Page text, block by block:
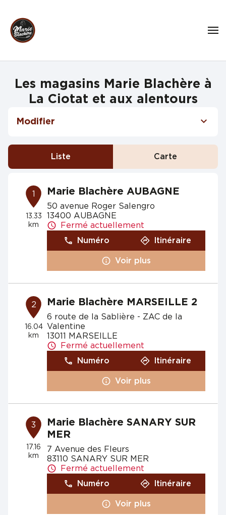
Les magasins Marie Blachère à
La Ciotat et aux alentours
Modifier
Liste Carte
1
13.33
km
Marie Blachère AUBAGNE
50 avenue Roger Salengro
13400 AUBAGNE
Fermé actuellement
Numéro
Itinéraire
Voir plus
2
16.04
km
Marie Blachère MARSEILLE 2
6 route de la Sablière - ZAC de la
Valentine
13011 MARSEILLE
Fermé actuellement
Numéro
Itinéraire
Voir plus
3
17.16
km
Marie Blachère SANARY SUR
MER
7 Avenue des Fleurs
83110 SANARY SUR MER
Fermé actuellement
Numéro
Itinéraire
Voir plus